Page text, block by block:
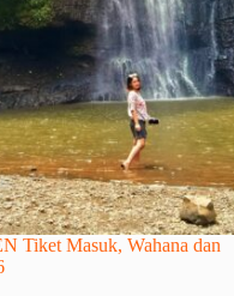
Tiket Masuk, Wahana dan